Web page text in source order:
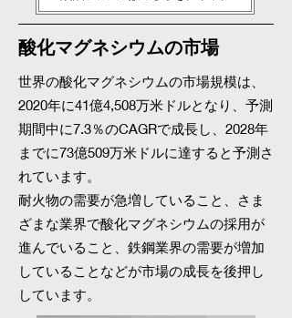
酸化マグネシウムの市場
世界の酸化マグネシウムの市場規模は、
2020年に41億4,508万米ドルとなり、予測
期間中に7.3％のCAGRで成長し、2028年
までに73億509万米ドルに達すると予測さ
れています。
耐火物の需要が急増していること、さま
ざまな業界で酸化マグネシウムの採用が
進んでいること、鉄鋼業界の需要が増加
していることなどが市場の成長を後押し
しています。